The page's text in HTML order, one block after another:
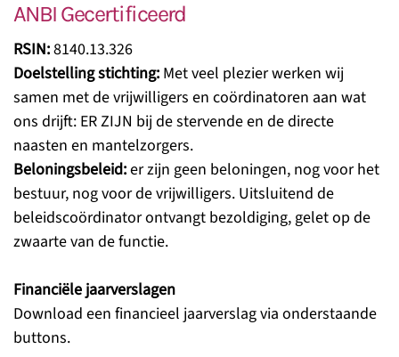
ANBI Gecertificeerd
RSIN:8140.13.326
Doelstelling stichting: Met veel plezier werken wij
samen met de vrijwilligers en coördinatoren aan wat
ons drijft: ER ZIJN bij de stervende en de directe
naasten en mantelzorgers.
Beloningsbeleid:er zijn geen beloningen, nog voor het
bestuur, nog voor de vrijwilligers. Uitsluitend de
beleidscoördinator ontvangt bezoldiging, gelet op de
zwaarte van de functie.
Financiële jaarverslagen
Download een financieel jaarverslag via onderstaande
buttons.